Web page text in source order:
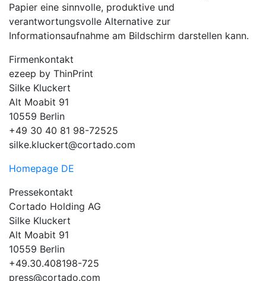
Papier eine sinnvolle, produktive und
verantwortungsvolle Alternative zur
Informationsaufnahme am Bildschirm darstellen kann.
Firmenkontakt
ezeep by ThinPrint
Silke Kluckert
Alt Moabit 91
10559 Berlin
+49 30 40 81 98-72525
silke.kluckert@cortado.com
Homepage DE
Pressekontakt
Cortado Holding AG
Silke Kluckert
Alt Moabit 91
10559 Berlin
+49.30.408198-725
press@cortado.com